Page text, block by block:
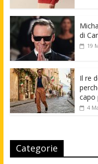
di
19
Il re
capo
4
Categorie